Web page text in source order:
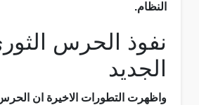
النظام.
نفوذ الحرس
الجديد
واظهرت التطورات الاخيرة ان الحرس